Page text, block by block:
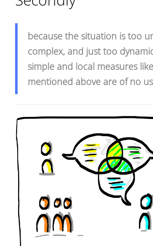
because the situation is too
complex, and just too
simple and local measures
mentioned above are of no